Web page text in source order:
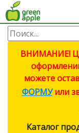
ВНИМАНИЕ!
можете
ФОРМУили
Каталог